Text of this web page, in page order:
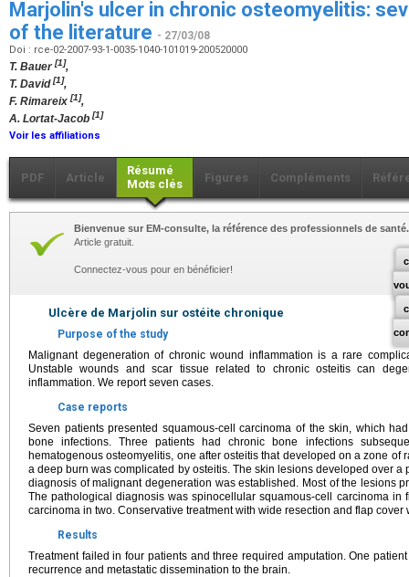
Marjolin's ulcer in chronic osteomyelitis:
of the literature - 27/03/08
Doi : rce-02-2007-93-1-0035-1040-101019-200520000
T. Bauer[1],
T. David[1],
F. Rimareix [1],
A. Lortat-Jacob [1]
Voir les affiliations
PDF Article
Résumé
Mots clés
Figures Compléments
Bienvenue sur EM-consulte, la référence des professionnels de santé.
Article gratuit.
Connectez-vous pour en bénéficier!
Ulcère de Marjolin sur ostéite chronique
Purpose of the study
Malignant degeneration of chronic wound inflammation is a rare
Unstable wounds and scar tissue related to chronic osteitis can
inflammation. We report seven cases.
Case reports
Seven patients presented squamous-cell carcinoma of the skin, which
bone infections. Three patients had chronic bone infections
hematogenous osteomyelitis, one after osteitis that developed on a zone of
a deep burn was complicated by osteitis. The skin lesions developed over
diagnosis of malignant degeneration was established. Most of the lesions
The pathological diagnosis was spinocellular squamous-cell carcinoma in
carcinoma in two. Conservative treatment with wide resection and flap
Results
Treatment failed in four patients and three required amputation. One
recurrence and metastatic dissemination to the brain.